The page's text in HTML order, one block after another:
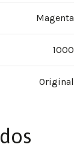
Magenta
1000
Original